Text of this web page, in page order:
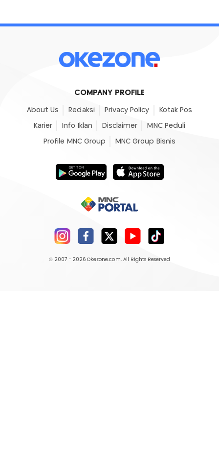
COMPANY PROFILE
About Us Redaksi Privacy Policy Kotak Pos
Karier Info Iklan Disclaimer MNC Peduli
Profile MNC Group MNC Group Bisnis
© 2007 - 2026 Okezone.com, All Rights Reserved